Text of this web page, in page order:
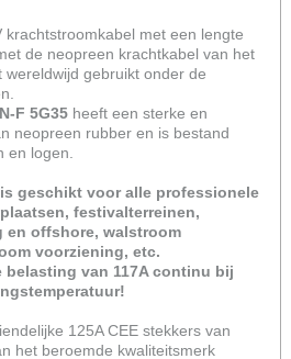
krachtstroomkabel met een lengte
de neopreen krachtkabel van het
wereldwijd gebruikt onder de
F 5G35 heeft een sterke en
neopreen rubber en is bestand
en logen.
geschikt voor alle professionele
festivalterreinen,
en offshore, walstroom
voorziening, etc.
belasting van 117A continu bij
125A CEE stekkers van
het beroemde kwaliteitsmerk